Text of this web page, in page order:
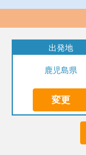
出発地
鹿児島県
変更